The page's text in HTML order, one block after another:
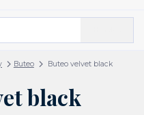
Buteo Buteo velvet black
black